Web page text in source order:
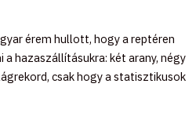
érem hullott, hogy a reptéren
hazaszállításukra: két arany, négy
csak hogy a statisztikusok